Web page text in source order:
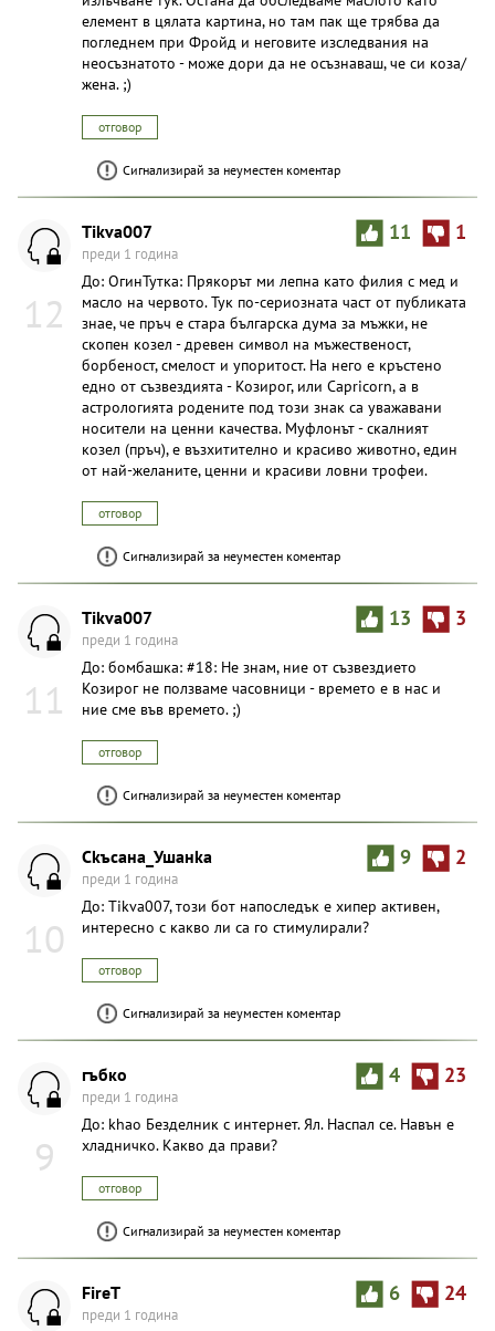
елемент в цялата картина, но там пак ще трябва да
погледнем при Фройд и неговите изследвания на
неосъзнатото - може дори да не осъзнаваш, че си коза/
жена. ;)
отговор
Сигнализирай за неуместен коментар
12
11 1
Tikva007
преди 1 година
До: ОгинТутка: Прякорът ми лепна като филия с мед и
масло на червото. Тук по-сериозната част от публиката
знае, че пръч е стара българска дума за мъжки, не
скопен козел - древен символ на мъжественост,
борбеност, смелост и упоритост. На него е кръстено
едно от съзвездията - Козирог, или Capricorn, а в
астрологията родените под този знак са уважавани
носители на ценни качества. Муфлонът - скалният
козел (пръч), е възхитително и красиво животно, един
от най-желаните, ценни и красиви ловни трофеи.
отговор
Сигнализирай за неуместен коментар
11
13 3
Tikva007
преди 1 година
До: бомбашка: #18: Не знам, ние от съзвездието
Козирог не ползваме часовници - времето е в нас и
ние сме във времето. ;)
отговор
Сигнализирай за неуместен коментар
10
9 2
Ckъcaнa_Ушaнka
преди 1 година
До: Tikva007, този бот напоследък е хипер активен,
интересно с какво ли са го стимулирали?
отговор
Сигнализирай за неуместен коментар
9
4 23
гъбко
преди 1 година
До: khao Безделник с интернет. Ял. Наспал се. Навън е
хладничко. Какво да прави?
отговор
Сигнализирай за неуместен коментар
6 24
FireT
преди 1 година